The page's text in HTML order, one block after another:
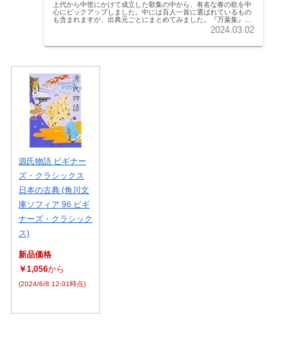
上代から中世にかけて成立した歌集の中から、有名な春の歌を中
心にピックアップしました。中には百人一首に選ばれているもの
も含まれますが、出典元ごとにまとめてみました。『万葉集』7
世紀後半〜8世紀にかけて編纂された、現存する日本最古の歌集
2024.03.02
源氏物語 ビギナー
ズ・クラシックス
日本の古典 (角川文
庫ソフィア 96 ビギ
ナーズ・クラシック
ス)
新品価格
￥1,056から
(2024/6/8 12:01時点)